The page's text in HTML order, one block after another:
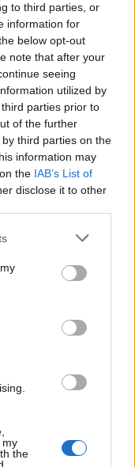
to third parties, or
information for
below opt-out
note that after your
seeing
utilized by
parties prior to
of the further
third parties on the
information may
the IAB’s List of
disclose it to other
my
the
των λιανικών
επιλογής
time
εργασίας
Κέντρου
Νέας Ελβετίας
σημαίνει